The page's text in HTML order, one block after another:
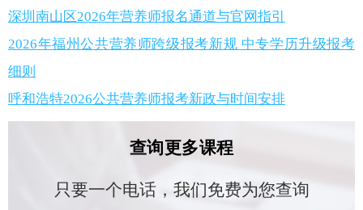
深圳南山区2026年营养师报名通道与官网指引
2026年福州公共营养师跨级报考新规 中专学历升级报考
细则
呼和浩特2026公共营养师报考新政与时间安排